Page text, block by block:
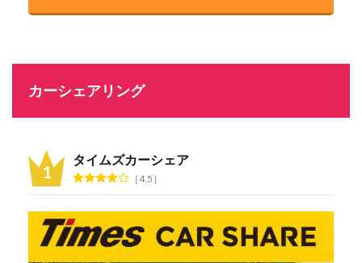
カーシェアリング
タイムズカーシェア
4.5